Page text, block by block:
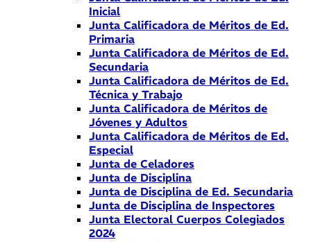
Inicial
Junta Calificadora de Méritos de Ed.
Primaria
Junta Calificadora de Méritos de Ed.
Secundaria
Junta Calificadora de Méritos de Ed.
Técnica y Trabajo
Junta Calificadora de Méritos de
Jóvenes y Adultos
Junta Calificadora de Méritos de Ed.
Especial
Junta de Celadores
Junta de Disciplina
Junta de Disciplina de Ed. Secundaria
Junta de Disciplina de Inspectores
Junta Electoral Cuerpos Colegiados
2024